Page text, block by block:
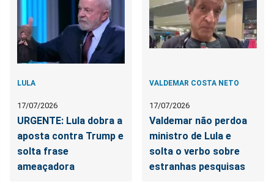
LULA
17/07/2026
URGENTE: Lula dobra a
aposta contra Trump e
solta frase
ameaçadora
VALDEMAR COSTA NETO
17/07/2026
Valdemar não perdoa
ministro de Lula e
solta o verbo sobre
estranhas pesquisas